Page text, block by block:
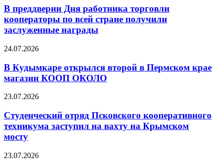
В преддверии Дня работника торговли
кооператоры по всей стране получили
заслуженные награды
24.07.2026
В Кудымкаре открылся второй в Пермском крае
магазин КООП ОКОЛО
23.07.2026
Студенческий отряд Псковского кооперативного
техникума заступил на вахту на Крымском
мосту
23.07.2026